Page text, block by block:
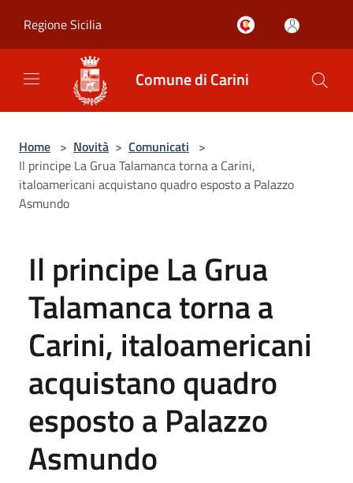
Regione Sicilia
Comune di Carini
Home > Novità > Comunicati >
Il principe La Grua Talamanca torna a Carini,
italoamericani acquistano quadro esposto a Palazzo
Asmundo
Il principe La Grua
Talamanca torna a
Carini, italoamericani
acquistano quadro
esposto a Palazzo
Asmundo